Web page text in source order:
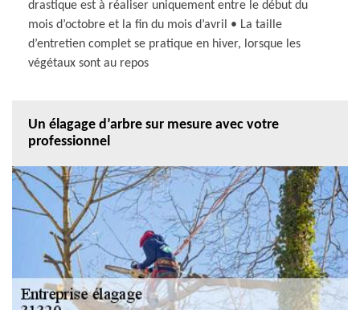
drastique est à réaliser uniquement entre le début du
mois d’octobre et la fin du mois d’avril • La taille
d’entretien complet se pratique en hiver, lorsque les
végétaux sont au repos
Un élagage d’arbre sur mesure avec votre
professionnel